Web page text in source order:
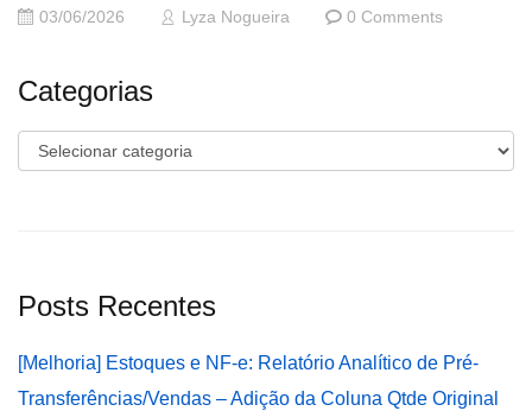
03/06/2026 Lyza Nogueira 0 Comments
Categorias
Categorias
Posts Recentes
[Melhoria] Estoques e NF-e: Relatório Analítico de Pré-
Transferências/Vendas – Adição da Coluna Qtde Original